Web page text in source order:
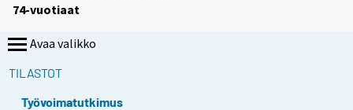
74-vuotiaat
Avaa valikko
TILASTOT
Työvoimatutkimus